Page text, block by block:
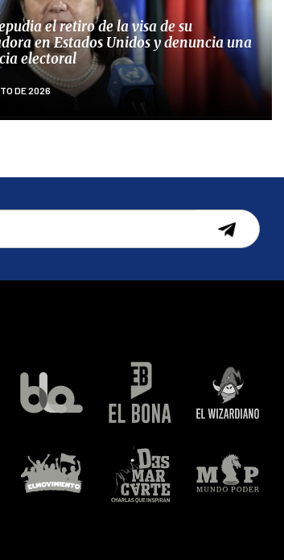
el retiro de la visa de su
en Estados Unidos y denuncia una
electoral
DE 2026